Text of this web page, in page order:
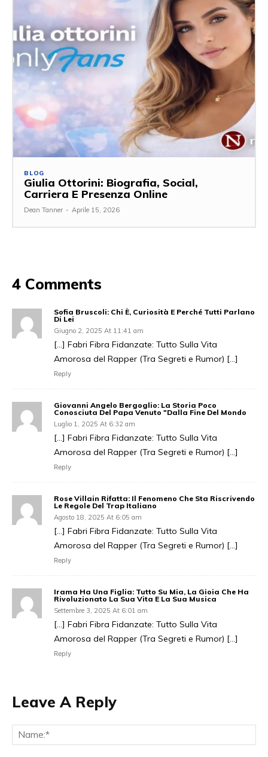
BLOG
Giulia Ottorini: Biografia, Social,
Carriera E Presenza Online
Dean Tanner - Aprile 15, 2026
4 Comments
Sofia Bruscoli: Chi È, Curiosità E Perché Tutti Parlano
Di Lei
Giugno 2, 2025 At 11:41 am
[…] Fabri Fibra Fidanzate: Tutto Sulla Vita
Amorosa del Rapper (Tra Segreti e Rumor) […]
Reply
Giovanni Angelo Bergoglio: La Storia Poco
Conosciuta Del Papa Venuto "Dalla Fine Del Mondo
Luglio 1, 2025 At 6:32 am
[…] Fabri Fibra Fidanzate: Tutto Sulla Vita
Amorosa del Rapper (Tra Segreti e Rumor) […]
Reply
Rose Villain Rifatta: Il Fenomeno Che Sta Riscrivendo
Le Regole Del Trap Italiano
Agosto 18, 2025 At 6:05 am
[…] Fabri Fibra Fidanzate: Tutto Sulla Vita
Amorosa del Rapper (Tra Segreti e Rumor) […]
Reply
Irama Ha Una Figlia: Tutto Su Mia, La Gioia Che Ha
Rivoluzionato La Sua Vita E La Sua Musica
Settembre 3, 2025 At 6:01 am
[…] Fabri Fibra Fidanzate: Tutto Sulla Vita
Amorosa del Rapper (Tra Segreti e Rumor) […]
Reply
Leave A Reply